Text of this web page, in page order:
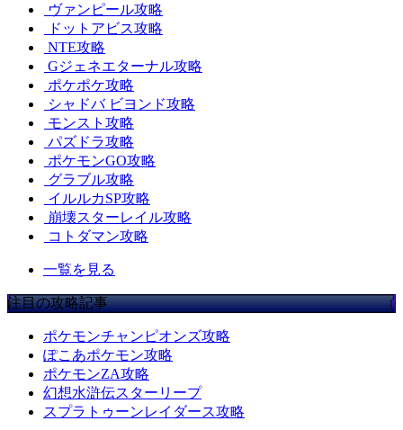
ヴァンピール攻略
ドットアビス攻略
NTE攻略
Gジェネエターナル攻略
ポケポケ攻略
シャドバ ビヨンド攻略
モンスト攻略
パズドラ攻略
ポケモンGO攻略
グラブル攻略
イルルカSP攻略
崩壊スターレイル攻略
コトダマン攻略
一覧を見る
注目の攻略記事
ポケモンチャンピオンズ攻略
ぽこあポケモン攻略
ポケモンZA攻略
幻想水滸伝スターリープ
スプラトゥーンレイダース攻略